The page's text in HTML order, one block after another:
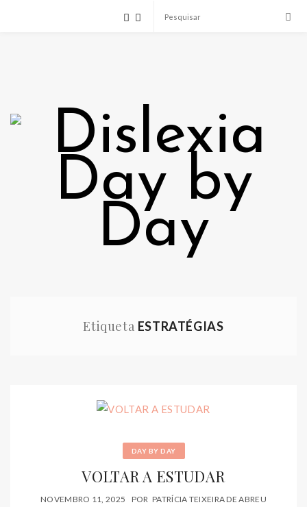
Etiqueta ESTRATÉGIAS
DAY BY DAY
VOLTAR A ESTUDAR
NOVEMBRO 11, 2025 POR PATRÍCIA TEIXEIRA DE ABREU